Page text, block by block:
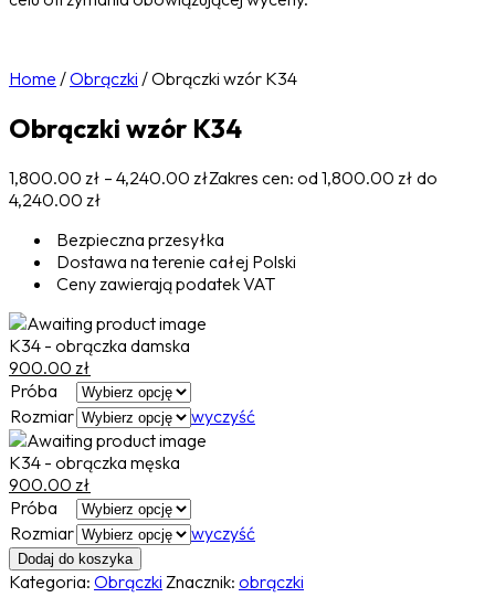
Home /Obrączki /Obrączki wzór K34
Obrączki wzór K34
1,800.00 zł – 4,240.00 złZakres cen: od 1,800.00 zł do
4,240.00 zł
Bezpieczna przesyłka
Dostawa na terenie całej Polski
Ceny zawierają podatek VAT
K34 - obrączka damska
900.00 zł
Próba
Rozmiar
wyczyść
K34 - obrączka męska
900.00 zł
Próba
Rozmiar
wyczyść
Dodaj do koszyka
Kategoria: Obrączki Znacznik: obrączki